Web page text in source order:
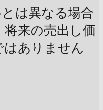
は異なる場合
来の売出し価
ありません